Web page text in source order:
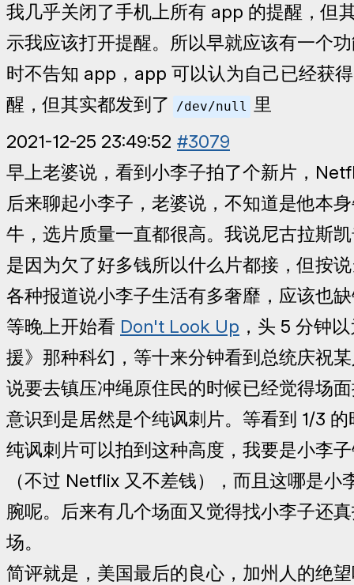
我几乎关闭了手机上所有 app 的提醒，但
示我应该打开提醒。所以早就应该有一个
时不告知 app，app 可以认为自己已经获
醒，但其实都发到了
/dev/null
里
2021-12-25 23:49:52 #3079
早上老婆说，看到小李子拍了个新片，
后来聊起小李子，老婆说，不知道是他本
牛，选片质量一直都很高。我说尼古拉斯
是因为欠了好多钱所以什么片都接，但按
各种报道说小李子生活有多奢靡，应该也
等晚上开始看 Don't Look Up ，头 5 分钟
援》那种科幻，等十来分钟看到总统庆祝
说要去镇压冲绳原住民的时候已经觉得场
意识到是居然是个纯讽刺片。等看到 1/3
纯讽刺片可以拍到这种高度，我要是小李
（不过 Netflix 又不差钱），而且这哪是小
腕呢。后来有几个场面又觉得找小李子还
场。
简评就是，美国最后的良心，加州人的绝